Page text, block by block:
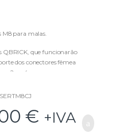
M8 para malas.
QBRICK, que funcionarão
dos conectores fêmea
2 ou 4, que por sua vez
ganchos.
€ +IVA